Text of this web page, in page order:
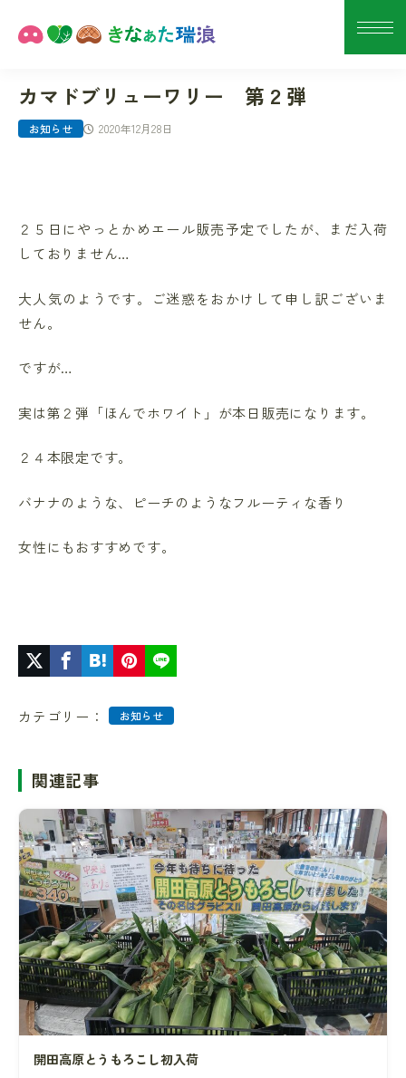
カマドブリューワリー 第２弾
2020年12月28日
お知らせ
２５日にやっとかめエール販売予定でしたが、まだ入荷
しておりません…
大人気のようです。ご迷惑をおかけして申し訳ございま
せん。
ですが…
実は第２弾「ほんでホワイト」が本日販売になります。
２４本限定です。
バナナのような、ピーチのようなフルーティな香り
女性にもおすすめです。
カテゴリー： お知らせ
関連記事
開田高原とうもろこし初入荷